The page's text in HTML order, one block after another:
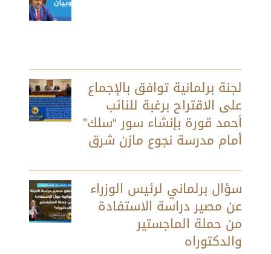
لجنة برلمانية توافق بالإجماع
على الاقتراح برغبة للنائب
أحمد قورة بإنشاء سور “سلك”
أمام مدرسة نجوع مازن شرق
سؤال برلماني لرئيس الوزراء
عن مصير دراسة الاستفادة
من حملة الماجستير
والدكتوراه